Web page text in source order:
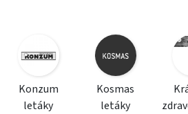
Konzum
letáky
Kosmas
letáky